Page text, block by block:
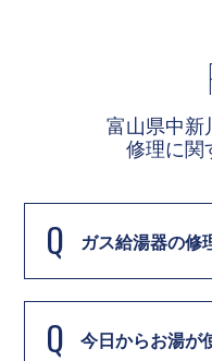
富山県中新
修理に関
Q ガス給湯器の修
Q 今日からお湯が